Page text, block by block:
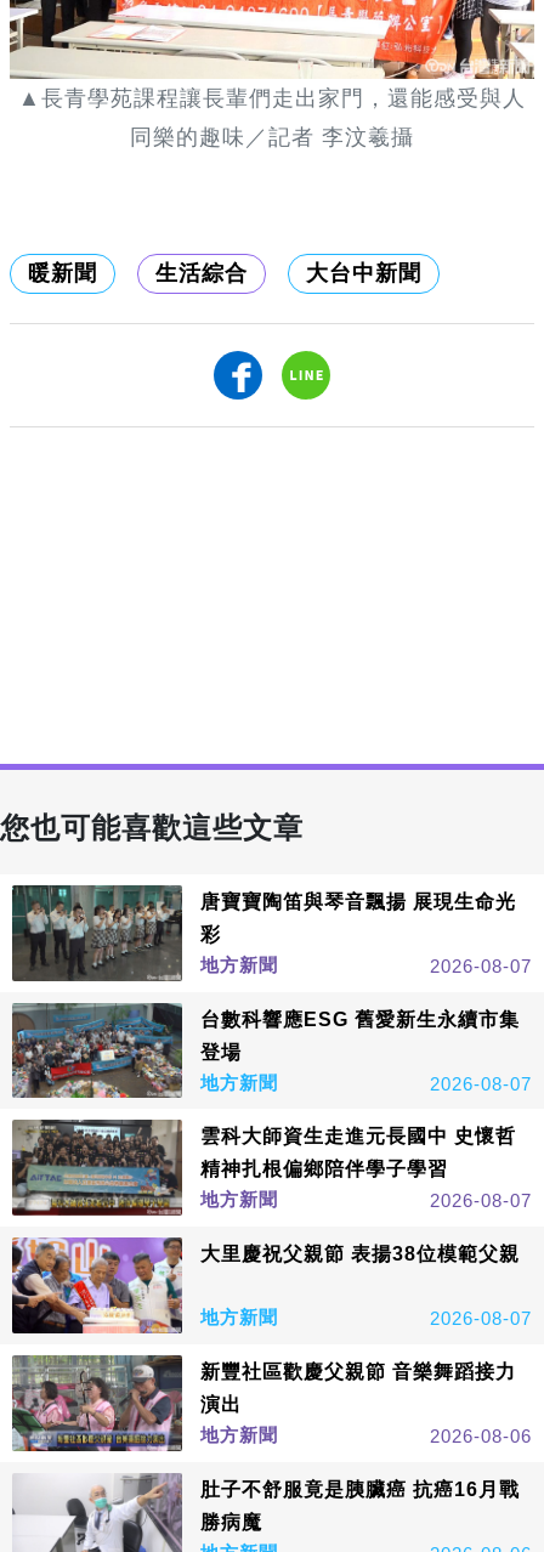
▲長青學苑課程讓長輩們走出家門，還能感受與人
同樂的趣味／記者 李汶羲攝
暖新聞 生活綜合 大台中新聞
您也可能喜歡這些文章
唐寶寶陶笛與琴音飄揚 展現生命光
彩
地方新聞
2026-08-07
台數科響應ESG 舊愛新生永續市集
登場
地方新聞
2026-08-07
雲科大師資生走進元長國中 史懷哲
精神扎根偏鄉陪伴學子學習
地方新聞
2026-08-07
大里慶祝父親節 表揚38位模範父親
地方新聞 2026-08-07
新豐社區歡慶父親節 音樂舞蹈接力
演出
地方新聞
2026-08-06
肚子不舒服竟是胰臟癌 抗癌16月戰
勝病魔